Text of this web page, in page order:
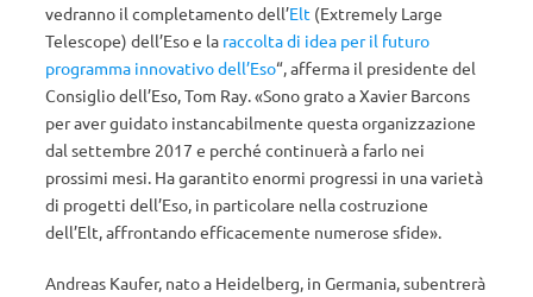
vedranno il completamento dell’Elt (Extremely Large
Telescope) dell’Eso e la raccolta di idea per il futuro
programma innovativo dell’Eso“, afferma il presidente del
Consiglio dell’Eso, Tom Ray. «Sono grato a Xavier Barcons
per aver guidato instancabilmente questa organizzazione
dal settembre 2017 e perché continuerà a farlo nei
prossimi mesi. Ha garantito enormi progressi in una varietà
di progetti dell’Eso, in particolare nella costruzione
dell’Elt, affrontando efficacemente numerose sfide».
Andreas Kaufer, nato a Heidelberg, in Germania, subentrerà